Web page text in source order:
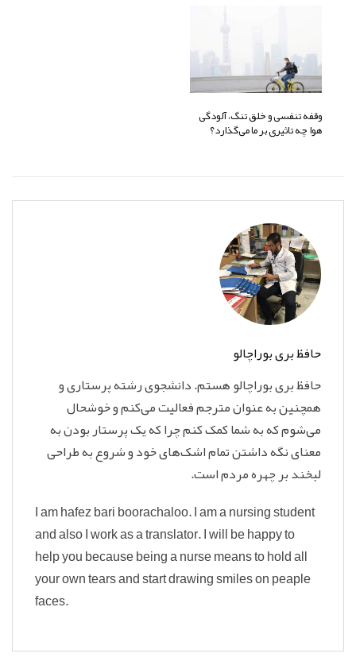
وقفه تنفسی و خلق تنگ، آلودگی
هوا چه تاثیری بر ما می‌گذارد؟
حافظ بری بوراچالو
حافظ بری بوراچالو هستم. دانشجوی رشته پرستاری و
همچنین به عنوان مترجم فعالیت می‌کنم و خوشحال
می‌شوم که به شما کمک کنم چرا که یک پرستار بودن به
معنای نگه داشتن تمام اشک‌های خود و شروع به طراحی
لبخند بر چهره مردم است.
I am hafez bari boorachaloo. I am a nursing student
and also I work as a translator. I will be happy to
help you because being a nurse means to hold all
your own tears and start drawing smiles on peaple
faces.